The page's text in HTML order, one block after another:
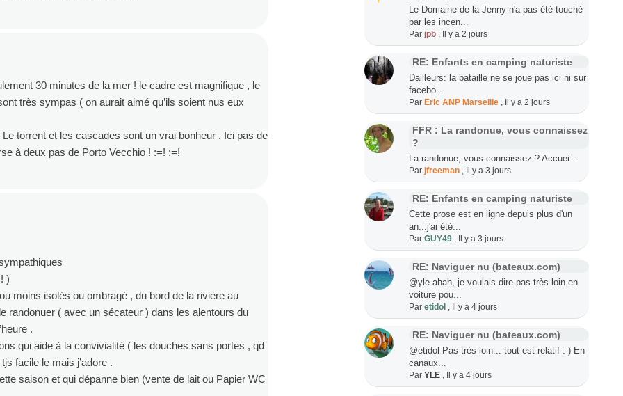
30 minutes de la mer ! le cadre est magnifique , le
très sympas ( on aurait aimé qu’ils soient nus eux
torrent et les cascades sont un vrai bonheur . Ici pas de
à deux pas de Porto Vecchio ! :=! :=!
)
moins isolés ou ombragé , du bord de la rivière au
randonuer ( avec un sécateur ) dans les alentours du
.
qui aide à la convivialité ( les douches sans portes , qd
facile le mais j’adore .
saison et qui dépanne bien (vente de lait ou Papier WC
Le Domaine de la Jenny n'a pas été touché
par les incen...
Parjpb Il y a 2 jours
RE: Enfants en camping naturiste
Dailleurs: la bataille ne se joue pas ici ni sur
facebo...
ParEric ANP Marseille Il y a 2 jours
FFR : La randonue, vous connaissez
?
La randonue, vous connaissez ? Accuei...
Parjfreeman Il y a 3 jours
RE: Enfants en camping naturiste
Cette prose est en ligne depuis plus d'un
an...j'ai été...
ParGUY49 Il y a 3 jours
RE: Naviguer nu (bateaux.com)
@yle ahah, je voulais dire pas très loin en
voiture pou...
Paretidol Il y a 4 jours
RE: Naviguer nu (bateaux.com)
@etidol Pas très loin... tout est relatif :-) En
canaux...
ParYLE Il y a 4 jours